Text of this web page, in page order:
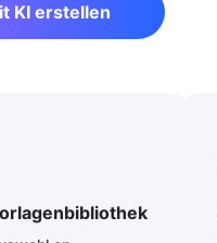
KI erstellen